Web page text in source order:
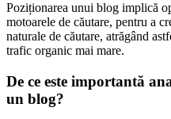
Poziționarea unui blog implică
motoarele de căutare, pentru a
naturale de căutare, atrăgând
trafic organic mai mare.
De ce este importantă
un blog?